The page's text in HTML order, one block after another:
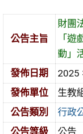
公告主旨
財團
「
動」
發佈日期
2025
發佈單位
生教
公告類別
行政
公告等級
公告